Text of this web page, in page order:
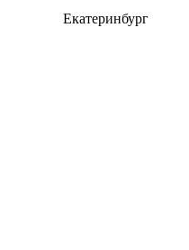
Екатеринбург